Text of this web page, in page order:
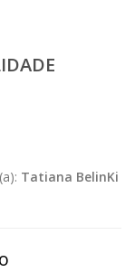
Tatiana BelinKi